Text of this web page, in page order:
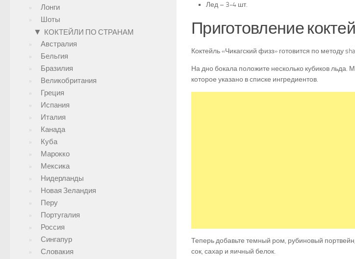
Лед – 3-4 шт.
Приготовление
Коктейль «Чикагский физз» готовится по методу
На дно бокала положите несколько кубиков льда.
которое указано в списке ингредиентов.
Теперь добавьте темный ром, рубиновый
сок, сахар и яичный белок.
Лонги
Шоты
▼ КОКТЕЙЛИ ПО СТРАНАМ
Австралия
Бельгия
Бразилия
Великобритания
Греция
Испания
Италия
Канада
Куба
Марокко
Мексика
Нидерланды
Новая Зеландия
Перу
Португалия
Россия
Сингапур
Словакия